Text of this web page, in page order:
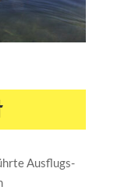
Ausflugs-